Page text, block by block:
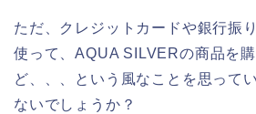
ただ、クレジットカードや銀行振
使って、AQUA SILVERの商品を
ど、、、という風なことを思って
ないでしょうか？